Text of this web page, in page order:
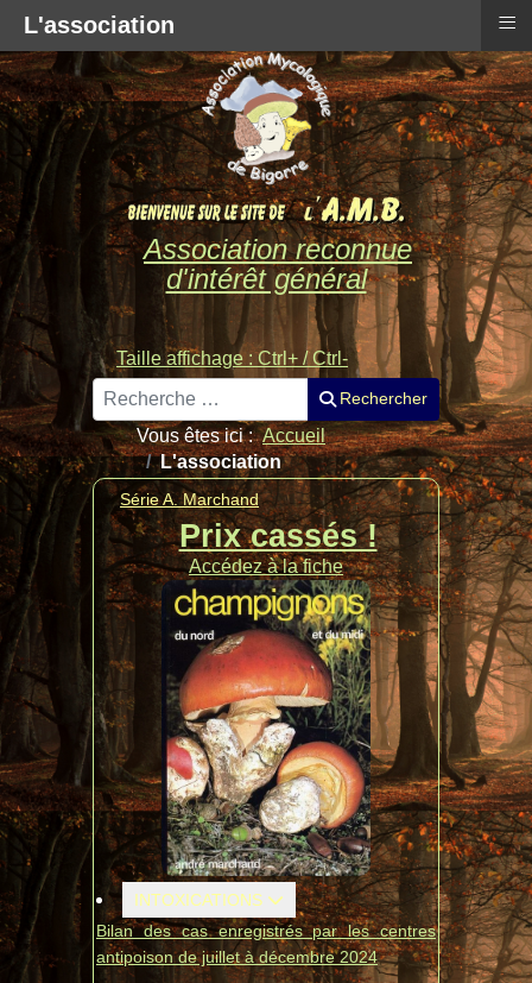
Association reconnue
d'intérêt général
Taille affichage : Ctrl+ / Ctrl-
Rechercher
Rechercher
Vous êtes ici :Accueil
L'association
Série A. Marchand
Prix cassés !
Accédez à la fiche
INTOXICATIONS
Bilan des cas enregistrés par les centres
antipoison de juillet à décembre 2024
L'association ≡